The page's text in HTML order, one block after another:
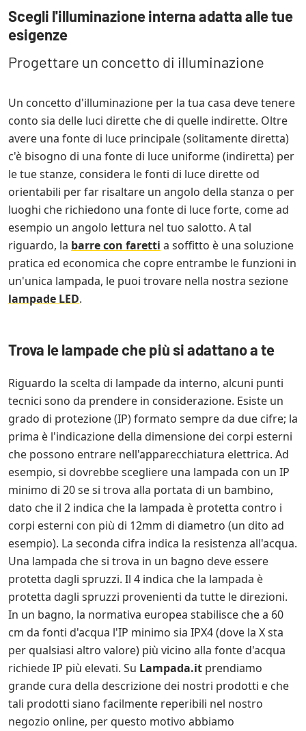
Scegli l'illuminazione interna adatta alle tue
esigenze
Progettare un concetto di illuminazione
Un concetto d'illuminazione per la tua casa deve tenere
conto sia delle luci dirette che di quelle indirette. Oltre
avere una fonte di luce principale (solitamente diretta)
c'è bisogno di una fonte di luce uniforme (indiretta) per
le tue stanze, considera le fonti di luce dirette od
orientabili per far risaltare un angolo della stanza o per
luoghi che richiedono una fonte di luce forte, come ad
esempio un angolo lettura nel tuo salotto. A tal
riguardo, la barre con faretti a soffitto è una soluzione
pratica ed economica che copre entrambe le funzioni in
un'unica lampada, le puoi trovare nella nostra sezione
lampade LED.
Trova le lampade che più si adattano a te
Riguardo la scelta di lampade da interno, alcuni punti
tecnici sono da prendere in considerazione. Esiste un
grado di protezione (IP) formato sempre da due cifre; la
prima è l'indicazione della dimensione dei corpi esterni
che possono entrare nell'apparecchiatura elettrica. Ad
esempio, si dovrebbe scegliere una lampada con un IP
minimo di 20 se si trova alla portata di un bambino,
dato che il 2 indica che la lampada è protetta contro i
corpi esterni con più di 12mm di diametro (un dito ad
esempio). La seconda cifra indica la resistenza all'acqua.
Una lampada che si trova in un bagno deve essere
protetta dagli spruzzi. Il 4 indica che la lampada è
protetta dagli spruzzi provenienti da tutte le direzioni.
In un bagno, la normativa europea stabilisce che a 60
cm da fonti d'acqua l'IP minimo sia IPX4 (dove la X sta
per qualsiasi altro valore) più vicino alla fonte d'acqua
richiede IP più elevati. Su Lampada.it prendiamo
grande cura della descrizione dei nostri prodotti e che
tali prodotti siano facilmente reperibili nel nostro
negozio online, per questo motivo abbiamo